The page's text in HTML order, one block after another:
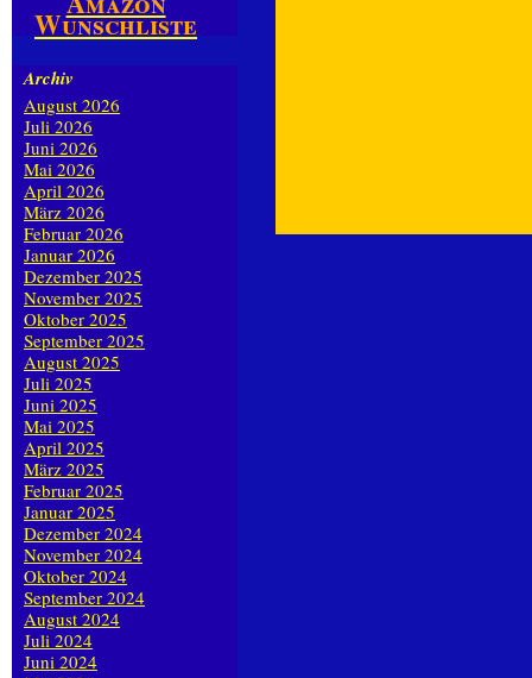
Wunschliste
Archiv
August 2026
Juli 2026
Juni 2026
Mai 2026
April 2026
März 2026
Februar 2026
Januar 2026
Dezember 2025
November 2025
Oktober 2025
September 2025
August 2025
Juli 2025
Juni 2025
Mai 2025
April 2025
März 2025
Februar 2025
Januar 2025
Dezember 2024
November 2024
Oktober 2024
September 2024
August 2024
Juli 2024
Juni 2024